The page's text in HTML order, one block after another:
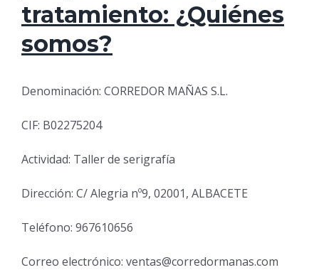
tratamiento: ¿Quiénes
somos?
Denominación: CORREDOR MAÑAS S.L.
CIF: B02275204
Actividad: Taller de serigrafía
Dirección: C/ Alegria nº9, 02001, ALBACETE
Teléfono: 967610656
Correo electrónico: ventas@corredormanas.com